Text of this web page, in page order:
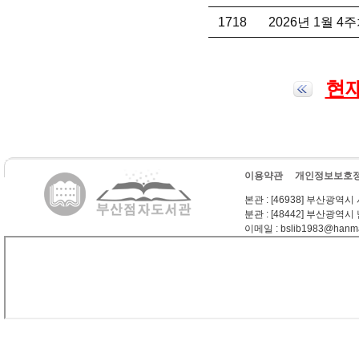
1718 2026년 1월 4
현
이용약관 개인정보보호
본관 : [46938] 부산광역시
분관 : [48442] 부산광역시
이메일 :